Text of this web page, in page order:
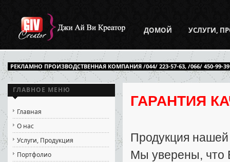
ДОМОЙ УСЛУГИ,
РЕКЛАМНО ПРОИЗВОДСТВЕННАЯ КОМПАНИЯ /044/ 223-57-63, /066/ 450-99-39
ГАРАНТИЯ
Продукция нашей
Мы уверены, что
ГЛАВНОЕ МЕНЮ
Главная
О нас
Услуги, Продукция
Портфолио